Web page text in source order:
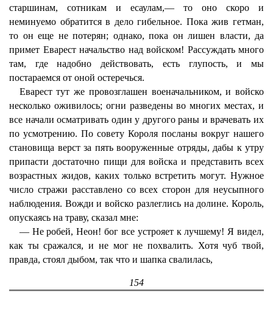
старшинам, сотникам и есаулам,— то оно скоро и
неминуемо обратится в дело гибельное. Пока жив гетман,
то он еще не потерян; однако, пока он лишен власти, да
примет Еварест начальство над войском! Рассуждать много
там, где надобно действовать, есть глупость, и мы
постараемся от оной остеречься.
Еварест тут же провозглашен военачальником, и войско
несколько оживилось; огни разведены во многих местах, и
все начали осматривать один у другого раны и врачевать их
по усмотрению. По совету Короля посланы вокруг нашего
становища верст за пять вооруженные отряды, дабы к утру
припасти достаточно пищи для войска и представить всех
возрастных жидов, каких только встретить могут. Нужное
число стражи расставлено со всех сторон для неусыпного
наблюдения. Вожди и войско разлеглись на долине. Король,
опускаясь на траву, сказал мне:
— Не робей, Неон! бог все устрояет к лучшему! Я видел,
как ты сражался, и не мог не похвалить. Хотя чуб твой,
правда, стоял дыбом, так что и шапка свалилась,
154